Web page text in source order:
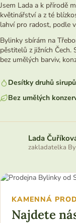
Jsem Lada a k přírodě
květinářství a z té
lahví pro radost, podle
Bylinky sbírám na
pěstitelů z jižních Čech.
bez umělých barviv,
Desítky druhů sirupů
Bez umělých
Lada
zakladatelka
KAMENNÁ
Najdete